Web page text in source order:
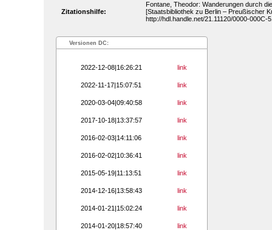
Zitationshilfe:
Fontane, Theodor: Wanderungen durch
[Staatsbibliothek zu Berlin – Preußischer
http://hdl.handle.net/21.11120/0000-000C-
Versionen DC:
2022-12-08|16:26:21 link
2022-11-17|15:07:51 link
2020-03-04|09:40:58 link
2017-10-18|13:37:57 link
2016-02-03|14:11:06 link
2016-02-02|10:36:41 link
2015-05-19|11:13:51 link
2014-12-16|13:58:43 link
2014-01-21|15:02:24 link
2014-01-20|18:57:40 link